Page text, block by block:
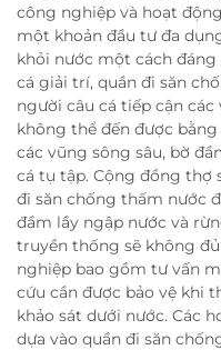
công nghiệp và hoạt
một khoản đầu tư đa
khỏi nước một cách
cá giải trí, quần đi săn
người câu cá tiếp cận
không thể đến được
các vũng sông sâu, bờ
cá tụ tập. Cộng đồng thợ
đi săn chống thấm nước
đầm lầy ngập nước và
truyền thống sẽ không
nghiệp bao gồm tư vấn
cứu cần được bảo vệ khi
khảo sát dưới nước. Các
dựa vào quần đi săn